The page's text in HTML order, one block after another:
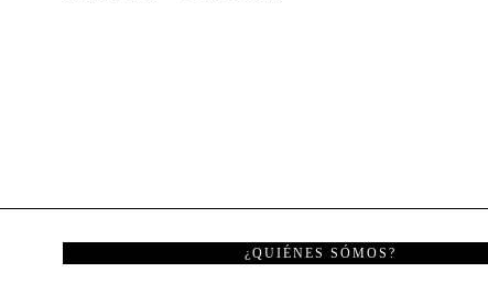
¿QUIÉNES SÓMOS?